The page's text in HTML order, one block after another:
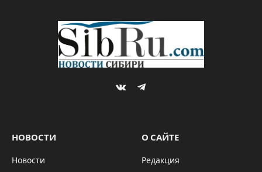
VKontakteTelegram
НОВОСТИ
Новости
О САЙТЕ
Редакция